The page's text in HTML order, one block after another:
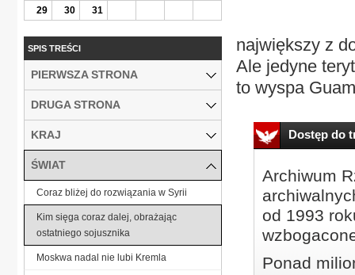
największy z
Ale jedyne
to wyspa
Dostęp do
Archiwum
od 1993
Ponad
29
30 31
SPIS TREŚCI
PIERWSZA STRONA
DRUGA STRONA
KRAJ
ŚWIAT
Coraz bliżej do rozwiązania w Syrii
Kim sięga coraz dalej, obrażając
ostatniego sojusznika
Moskwa nadal nie lubi Kremla